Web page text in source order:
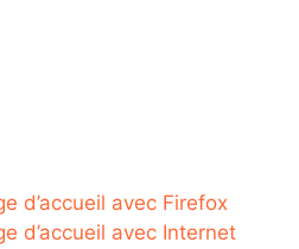
d’accueil avec Firefox
d’accueil avec Internet